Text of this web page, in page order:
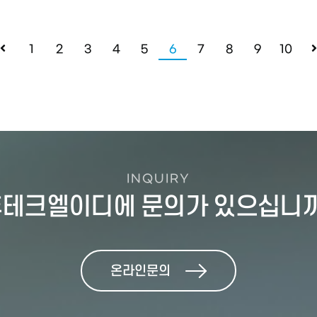
1 2 3 4 5 6 7 8 9 10
INQUIRY
크엘이디에 문의가 있으십니
온라인문의